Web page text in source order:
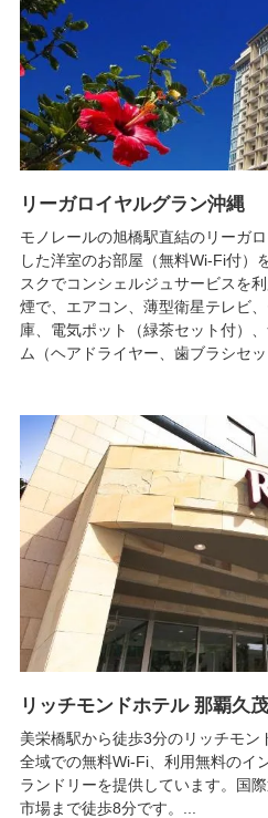
リーガロイヤルグラン沖縄
モノレールの旭橋駅直結のリーガ
した洋室のお部屋（無料Wi-Fi付）
スクでコンシェルジュサービスを
煙で、エアコン、薄型衛星テレビ
庫、電気ポット（緑茶セット付）
ム（ヘアドライヤー、歯ブラシセ
リッチモンドホテル 那覇久
美栄橋駅から徒歩3分のリッチモン
全域での無料Wi-Fi、利用無料のイ
ランドリーを提供しています。国
市場まで徒歩8分です。...